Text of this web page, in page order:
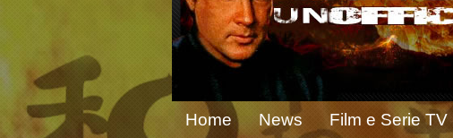
Home News Film e Serie TV